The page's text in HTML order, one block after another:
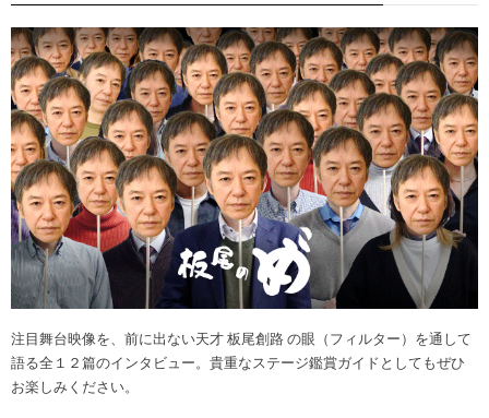
注目舞台映像を、前に出ない天才 板尾創路 の眼（フィルター）を通して
語る全１２篇のインタビュー。貴重なステージ鑑賞ガイドとしてもぜひ
お楽しみください。